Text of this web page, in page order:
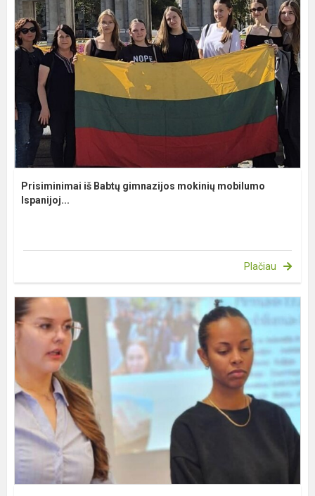
Prisiminimai iš Babtų gimnazijos mokinių mobilumo
Ispanijoj...
Plačiau